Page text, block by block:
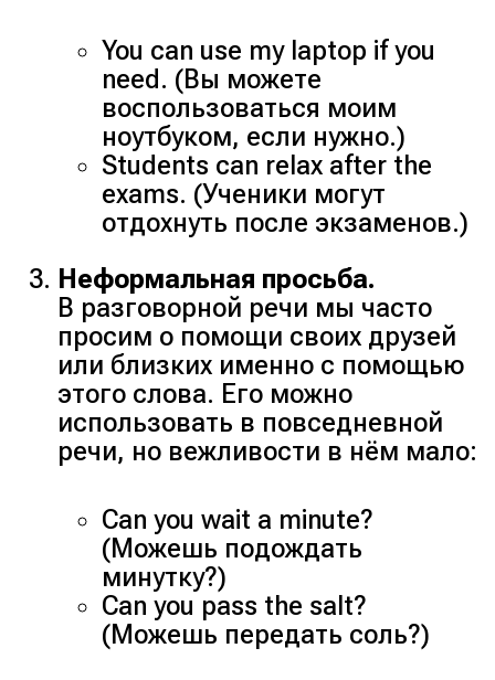
You can use my laptop if you
need. (Вы можете
воспользоваться моим
ноутбуком, если нужно.)
Students can relax after the
exams. (Ученики могут
отдохнуть после экзаменов.)
Неформальная просьба.
В разговорной речи мы часто
просим о помощи своих друзей
или близких именно с помощью
этого слова. Его можно
использовать в повседневной
речи, но вежливости в нём мало:
Can you wait a minute?
(Можешь подождать
минутку?)
Can you pass the salt?
(Можешь передать соль?)